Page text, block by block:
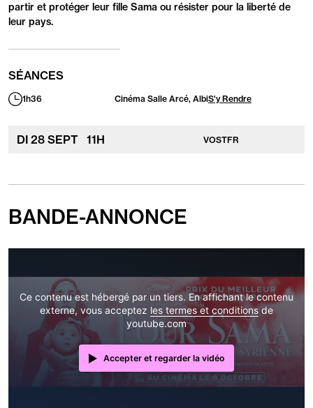
partir et protéger leur fille Sama ou résister pour la liberté de
leur pays.
SÉANCES
Durée1h36 Cinéma Salle Arcé, AlbiS'y Rendre
DI 28 SEPT 11H VOSTFR
BANDE-ANNONCE
Ce contenu est hébergé par un tiers. En affichant le contenu
externe, vous acceptez les termes et conditions de
youtube.com
Accepter et regarder la vidéo